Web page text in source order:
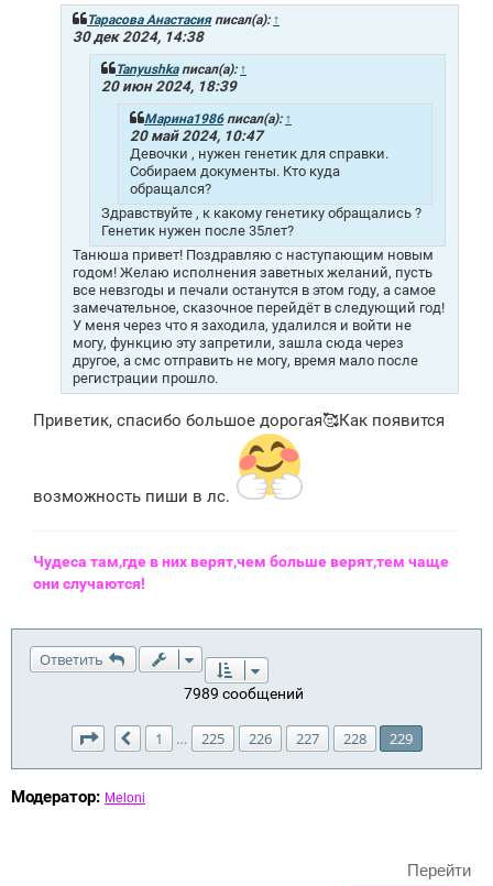
Тарасова Анастасияписал(а): ↑
30 дек 2024, 14:38
Tanyushkaписал(а): ↑
20 июн 2024, 18:39
Марина1986писал(а): ↑
20 май 2024, 10:47
Девочки , нужен генетик для справки.
Собираем документы. Кто куда
обращался?
Здравствуйте , к какому генетику обращались ?
Генетик нужен после 35лет?
Танюша привет! Поздравляю с наступающим новым
годом! Желаю исполнения заветных желаний, пусть
все невзгоды и печали останутся в этом году, а самое
замечательное, сказочное перейдёт в следующий год!
У меня через что я заходила, удалился и войти не
могу, функцию эту запретили, зашла сюда через
другое, а смс отправить не могу, время мало после
регистрации прошло.
Приветик, спасибо большое дорогая🥰Как появится
возможность пиши в лс.
Чудеса там,где в них верят,чем больше верят,тем чаще
они случаются!
Ответить
7989 сообщений
Страница 229 из229
Пред.
1 … 225 226 227 228 229
Модератор: Meloni
Перейти